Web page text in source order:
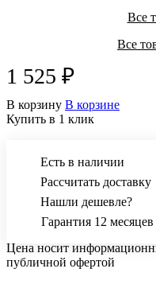
Все
Все
1 525 ₽
В корзину В корзине
Купить в 1 клик
Есть в наличии
Рассчитать доставку
Нашли дешевле?
Гарантия 12 месяцев
Цена носит
публичной офертой